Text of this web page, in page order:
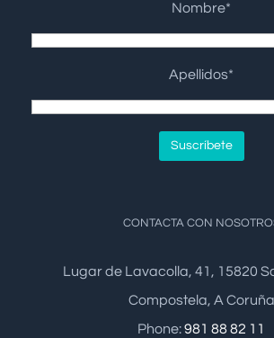
Nombre*
Apellidos*
CONTACTA CON
Lugar de Lavacolla, 41, 15820
Compostela, A Coruña
Phone:981 88 82 11